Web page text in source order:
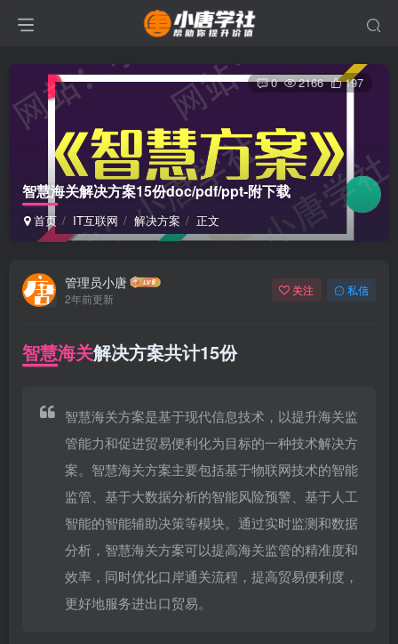
智慧海关解决方案15份doc/pdf/ppt-附下载
首页 IT互联网 解决方案 正文
0 2166 197
管理员小唐
2年前更新
关注 私信
智慧海关解决方案共计15份
智慧海关方案是基于现代信息技术，以提升海关监
管能力和促进贸易便利化为目标的一种技术解决方
案。智慧海关方案主要包括基于物联网技术的智能
监管、基于大数据分析的智能风险预警、基于人工
智能的智能辅助决策等模块。通过实时监测和数据
分析，智慧海关方案可以提高海关监管的精准度和
效率，同时优化口岸通关流程，提高贸易便利度，
更好地服务进出口贸易。